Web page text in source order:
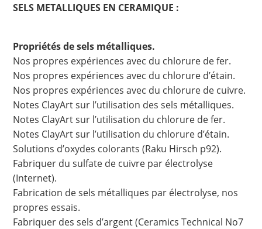
SELS METALLIQUES EN CERAMIQUE :
Propriétés de sels métalliques.
Nos propres expériences avec du chlorure de fer.
Nos propres expériences avec du chlorure d’étain.
Nos propres expériences avec du chlorure de cuivre.
Notes ClayArt sur l’utilisation des sels métalliques.
Notes ClayArt sur l’utilisation du chlorure de fer.
Notes ClayArt sur l’utilisation du chlorure d’étain.
Solutions d’oxydes colorants (Raku Hirsch p92).
Fabriquer du sulfate de cuivre par électrolyse
(Internet).
Fabrication de sels métalliques par électrolyse, nos
propres essais.
Fabriquer des sels d’argent (Ceramics Technical No7